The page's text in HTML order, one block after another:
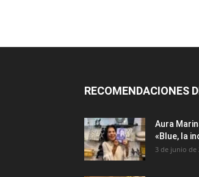
RECOMENDACIONES
Aura
«Blue, la
3 de junio de